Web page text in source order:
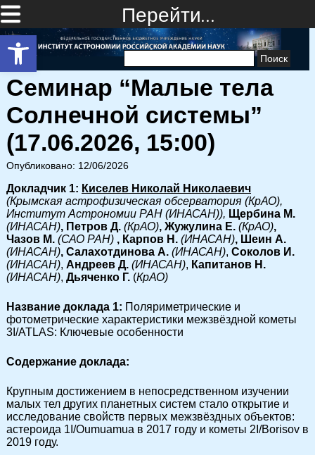
Открыть панель инструментов
Перейти…
Найти:
Семинар “Малые тела
Солнечной системы”
(17.06.2026, 15:00)
Опубликовано: 12/06/2026
Докладчик 1: Киселев Николай Николаевич
(Крымская астрофизическая обсерватория (КрАО),
Институт Астрономии РАН (ИНАСАН)), Щербина М.
(ИНАСАН), Петров Д. (КрАО), Жужулина Е. (КрАО),
Чазов М. (САО РАН) , Карпов Н. (ИНАСАН), Шеин А.
(ИНАСАН), Салахотдинова А. (ИНАСАН), Соколов И.
(ИНАСАН), Андреев Д. (ИНАСАН), Капитанов Н.
(ИНАСАН), Дьяченко Г. (КрАО)
Название доклада 1: Поляриметрические и
фотометрические характеристики межзвёздной кометы
3I/ATLAS: Ключевые особенности
Содержание доклада:
Крупным достижением в непосредственном изучении
малых тел других планетных систем стало открытие и
исследование свойств первых межзвёздных объектов:
астероида 1I/Oumuamua в 2017 году и кометы 2I/Borisov в
2019 году.